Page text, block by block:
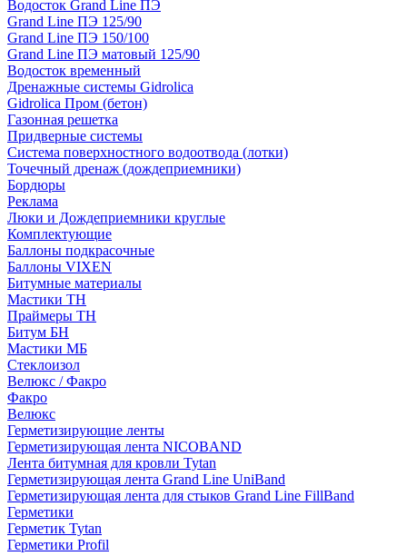
Водосток Grand Line ПЭ
Grand Line ПЭ 125/90
Grand Line ПЭ 150/100
Grand Line ПЭ матовый 125/90
Водосток временный
Дренажные системы Gidrolica
Gidrolica Пром (бетон)
Газонная решетка
Придверные системы
Система поверхностного водоотвода (лотки)
Точечный дренаж (дождеприемники)
Бордюры
Рекламa
Люки и Дождеприемники круглые
Комплектующие
Баллоны подкрасочные
Баллоны VIXEN
Битумные материалы
Мастики ТН
Праймеры ТН
Битум БН
Мастики МБ
Стеклоизол
Велюкс / Факро
Факро
Велюкс
Герметизирующие ленты
Герметизирующая лента NICOBAND
Лента битумная для кровли Tytan
Герметизирующая лента Grand Line UniBand
Герметизирующая лента для стыков Grand Line FillBand
Герметики
Герметик Tytan
Герметики Profil